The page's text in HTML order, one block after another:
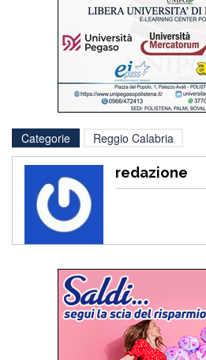
Categorie Reggio Calabria
redazione